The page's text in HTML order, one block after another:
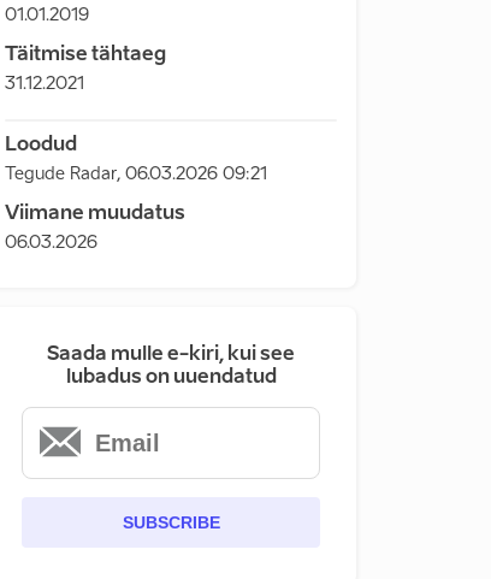
01.01.2019
Täitmise tähtaeg
31.12.2021
Loodud
Tegude Radar, 06.03.2026 09:21
Viimane muudatus
06.03.2026
Saada mulle e-kiri, kui see
lubadus on uuendatud
SUBSCRIBE